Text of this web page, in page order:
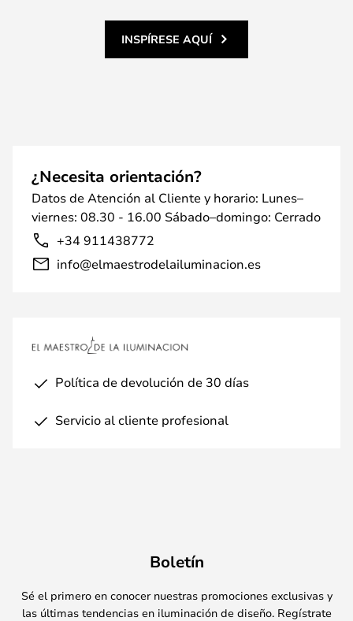
INSPÍRESE AQUÍ
¿Necesita orientación?
Datos de Atención al Cliente y horario: Lunes–
viernes: 08.30 - 16.00 Sábado–domingo: Cerrado
+34 911438772
info@elmaestrodelailuminacion.es
Política de devolución de 30 días
Servicio al cliente profesional
Boletín
Sé el primero en conocer nuestras promociones exclusivas y
las últimas tendencias en iluminación de diseño. Regístrate